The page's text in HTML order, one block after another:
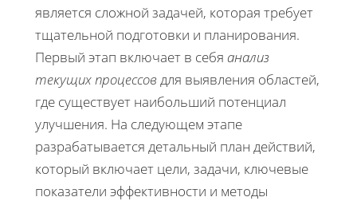
является сложной задачей, которая требует
тщательной подготовки и планирования.
Первый этап включает в себя анализ
текущих процессов для выявления областей,
где существует наибольший потенциал
улучшения. На следующем этапе
разрабатывается детальный план действий,
который включает цели, задачи, ключевые
показатели эффективности и методы